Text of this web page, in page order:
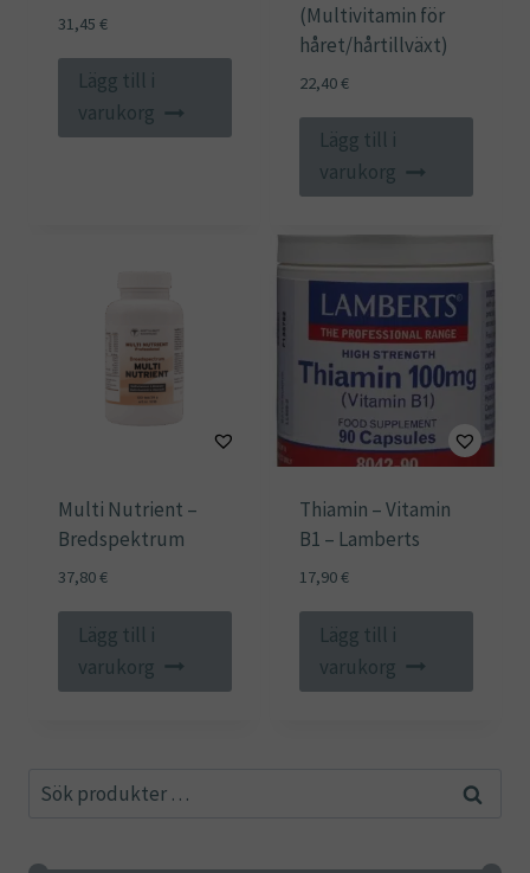
31,45 €
Lägg till i
varukorg
(Multivitamin för
håret/hårtillväxt)
22,40€
Lägg till i
varukorg
Multi Nutrient –
Bredspektrum
37,80€
Lägg till i
varukorg
Thiamin – Vitamin
B1 – Lamberts
17,90€
Lägg till i
varukorg
Sök
Sök